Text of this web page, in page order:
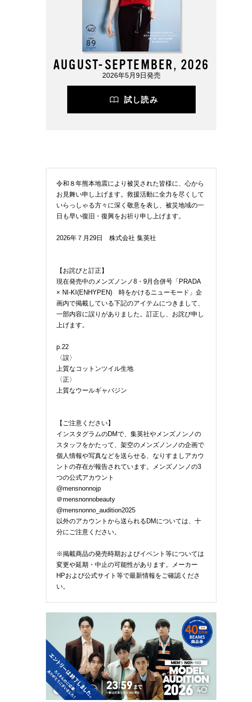
ずぼらメンズに大正解な ロエベの新しい世界へよ 軽くてタフな“最強黒バ
AUGUST-SEPTEMBER, 2026
2026年5月9日発売
試し読み
令和８年熊本地震により被災された皆様に、心から
お見舞い申し上げます。救援活動に全力を尽くして
いらっしゃる方々に深く敬意を表し、被災地域の一
日も早い復旧・復興をお祈り申し上げます。
2026年７月29日 株式会社 集英社
【お詫びと訂正】
現在発売中のメンズノンノ8・9月合併号「PRADA
× NI-KI(ENHYPEN) 時をかけるニューモード」企
画内で掲載している下記のアイテムにつきまして、
一部内容に誤りがありました。訂正し、お詫び申し
上げます。
p.22
〈誤〉
上質なコットンツイル生地
〈正〉
上質なウールギャバジン
【ご注意ください】
インスタグラムのDMで、集英社やメンズノンノの
スタッフをかたって、架空のメンズノンノの企画で
個人情報や写真などを送らせる、なりすましアカウ
ントの存在が報告されています。メンズノンノの3
つの公式アカウント
@mensnonnojp
＠mensnonnobeauty
@mensnonno_audition2025
以外のアカウントから送られるDMについては、十
分にご注意ください。
※掲載商品の発売時期およびイベント等については
変更や延期・中止の可能性があります。メーカー
HPおよび公式サイト等で最新情報をご確認くださ
い。